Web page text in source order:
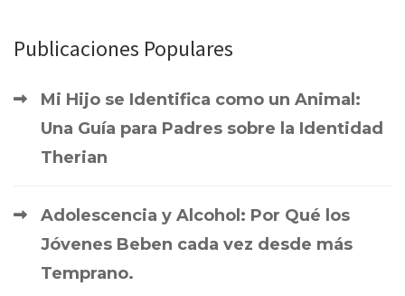
Publicaciones Populares
Mi Hijo se Identifica como un Animal:
Una Guía para Padres sobre la Identidad
Therian
Adolescencia y Alcohol: Por Qué los
Jóvenes Beben cada vez desde más
Temprano.